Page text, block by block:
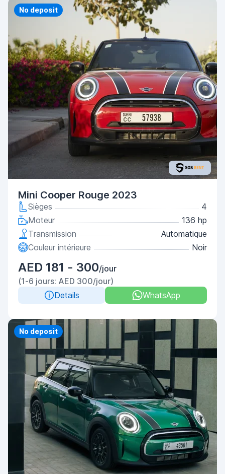
No deposit
Mini Cooper Rouge 2023
Sièges
4
Moteur
136 hp
Transmission
Automatique
Couleur intérieure
Noir
AED 181 - 300/jour
(1-6 jours: AED 300/jour)
Details
WhatsApp
No deposit